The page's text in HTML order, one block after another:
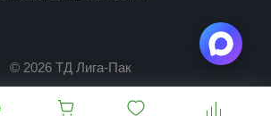
© 2026 ТД Лига-Пак